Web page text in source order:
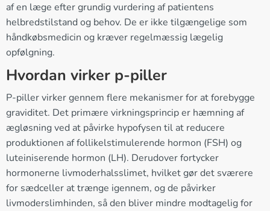
af en læge efter grundig vurdering af patientens
helbredstilstand og behov. De er ikke tilgængelige som
håndkøbsmedicin og kræver regelmæssig lægelig
opfølgning.
Hvordan virker p-piller
P-piller virker gennem flere mekanismer for at forebygge
graviditet. Det primære virkningsprincip er hæmning af
ægløsning ved at påvirke hypofysen til at reducere
produktionen af follikelstimulerende hormon (FSH) og
luteiniserende hormon (LH). Derudover fortycker
hormonerne livmoderhalsslimet, hvilket gør det sværere
for sædceller at trænge igennem, og de påvirker
livmoderslimhinden, så den bliver mindre modtagelig for